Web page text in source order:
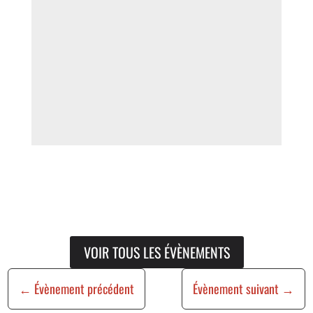
VOIR TOUS LES ÉVÈNEMENTS
← Évènement précédent Évènement suivant →